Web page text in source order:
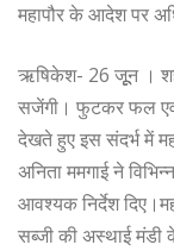
महापौर के आदेश पर
ऋषिकेश- 26 जूूून ।
सजेंगी। फुटकर फल एवं
देखते हुए इस संदर्भ में
अनिता ममगाई ने
आवश्यक निर्देश
सब्जी की अस्थाई मंडी